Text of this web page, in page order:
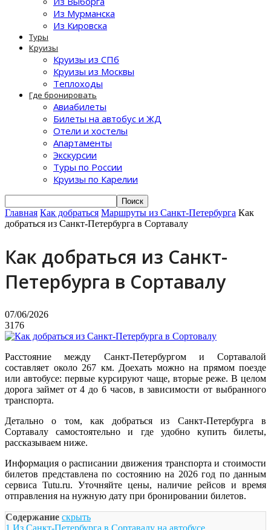
Из Мурманска
Из Кировска
Туры
Круизы
Круизы из СПб
Круизы из Москвы
Теплоходы
Где бронировать
Авиабилеты
Билеты на автобус и ЖД
Отели и хостелы
Апартаменты
Экскурсии
Туры по России
Круизы по Карелии
Главная Как добраться Маршруты из Санкт-Петербурга Как
добраться из Санкт-Петербурга в Сортавалу
Как добраться из Санкт-
Петербурга в Сортавалу
07/06/2026
3176
Расстояние между Санкт-Петербургом и Сортавалой
составляет около 267 км. Доехать можно на прямом поезде
или автобусе: первые курсируют чаще, вторые реже. В целом
дорога займет от 4 до 6 часов, в зависимости от выбранного
транспорта.
Детально о том, как добраться из Санкт-Петербурга в
Сортавалу самостоятельно и где удобно купить билеты,
рассказываем ниже.
Информация о расписании движения транспорта и стоимости
билетов представлена по состоянию на 2026 год по данным
сервиса Tutu.ru. Уточняйте цены, наличие рейсов и время
отправления на нужную дату при бронировании билетов.
Содержание скрыть
1 Из Санкт-Петербурга в Сортавалу на автобусе